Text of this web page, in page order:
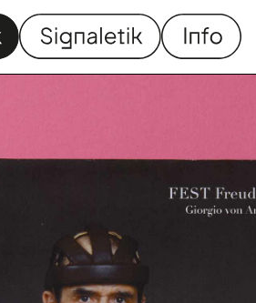
Signaletik